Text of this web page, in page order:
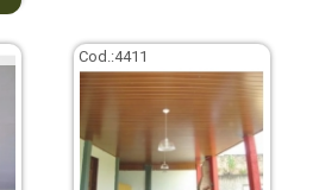
Cod.:4411